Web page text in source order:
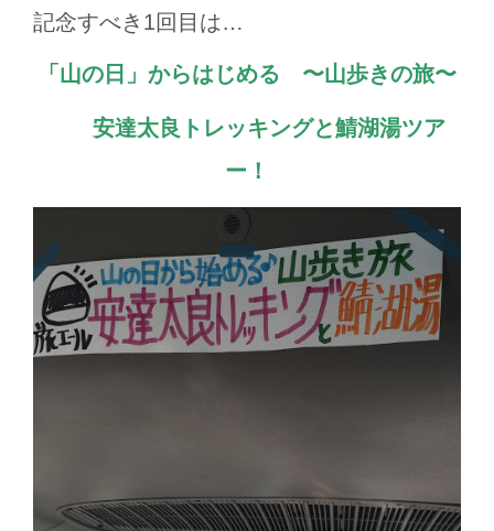
記念すべき1回目は…
「山の日」からはじめる 〜山歩きの旅〜
安達太良トレッキングと鯖湖湯ツア
ー！